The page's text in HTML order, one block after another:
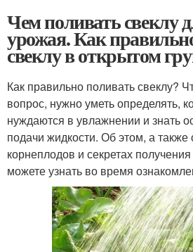
Чем поливать свеклу
урожая. Как
свеклу в открытом
Как правильно поливать свеклу?
вопрос, нужно уметь определять,
нуждаются в увлажнении и знать
подачи жидкости. Об этом, а
корнеплодов и секретах
можете узнать во время